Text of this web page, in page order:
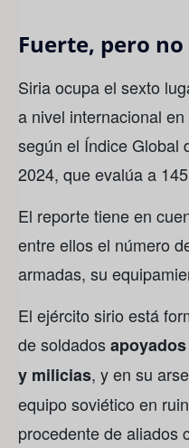
Fuerte, pero
Siria ocupa el sexto
a nivel internacional
según el Índice Global
2024, que evalúa a
El reporte tiene en
entre ellos el número
armadas, su
El ejército sirio está
de soldados
y milicias, y en su
equipo soviético en
procedente de aliados